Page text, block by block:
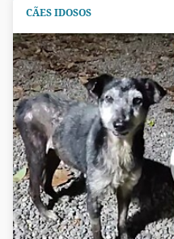
CÃES IDOSOS